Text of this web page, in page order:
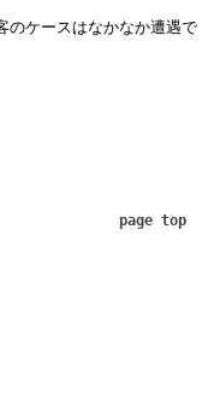
のケースはなかなか遭遇で
page top